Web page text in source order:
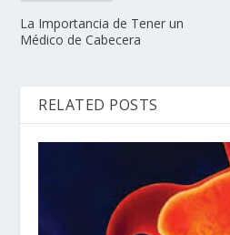
La Importancia de Tener un
Médico de Cabecera
RELATED POSTS